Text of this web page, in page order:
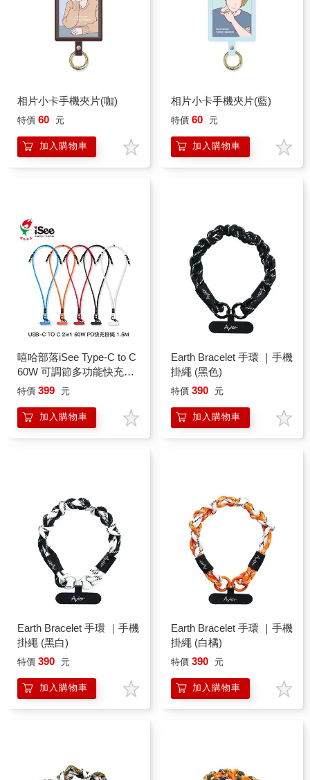
相片小卡手機夾片(咖)
特價 60 元
加入購物車
相片小卡手機夾片(藍)
特價 60 元
加入購物車
嘻哈部落iSee Type-C to C
60W 可調節多功能快充手
機掛繩1.5M(IC-CC236)
特價 399 元
加入購物車
Earth Bracelet 手環 ｜手機
掛繩 (黑色)
特價 390 元
加入購物車
Earth Bracelet 手環 ｜手機
掛繩 (黑白)
特價 390 元
加入購物車
Earth Bracelet 手環 ｜手機
掛繩 (白橘)
特價 390 元
加入購物車